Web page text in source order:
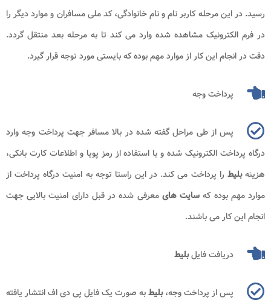
رسید. در این مرحله کاربر نام و نام خانوادگی، کد ملی مسافران و موارد دیگر را
در فرم الکترونیک مشاهده شده وارد می کند تا به مرحله بعد منتقل گردد.
دقت در انجام این کار از موارد مهم بوده که بایستی مورد توجه قرار گیرد.
پرداخت وجه
پس از طی مراحل گفته شده در بالا مسافر جهت پرداخت وجه وارد
درگاه پرداخت الکترونیک شده و با استفاده از رمز پویا و اطلاعات کارت بانکی،
هزینهبلیط را پرداخت می کند. در این راستا توجه به امنیت درگاه پرداخت از
موارد مهم بوده که سایت هایمعرفی شده در قبل دارای امنیت بالایی جهت
انجام این کار می باشند.
دریافت فایلبلیط
پس از پرداخت وجه،بلیطبه صورت یک فایل پی دی اف انتشار یافته